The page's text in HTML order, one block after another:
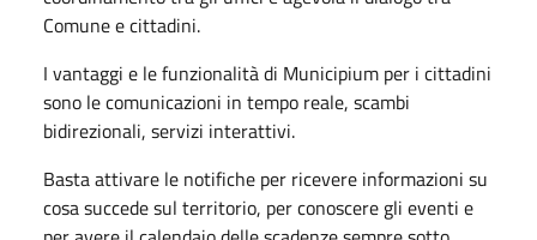
Comune e cittadini.
I vantaggi e le funzionalità di Municipium per i cittadini
sono le comunicazioni in tempo reale, scambi
bidirezionali, servizi interattivi.
Basta attivare le notifiche per ricevere informazioni su
cosa succede sul territorio, per conoscere gli eventi e